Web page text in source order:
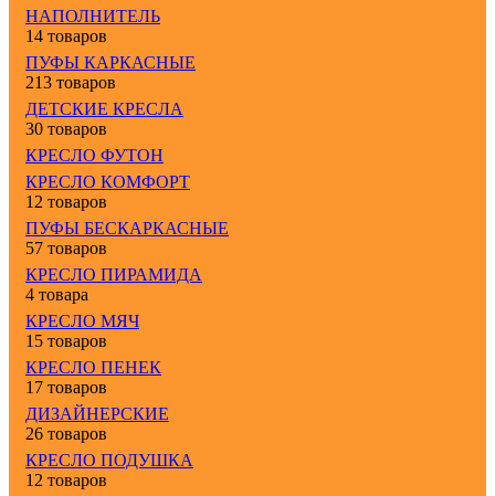
НАПОЛНИТЕЛЬ
14 товаров
ПУФЫ КАРКАСНЫЕ
213 товаров
ДЕТСКИЕ КРЕСЛА
30 товаров
КРЕСЛО ФУТОН
КРЕСЛО КОМФОРТ
12 товаров
ПУФЫ БЕСКАРКАСНЫЕ
57 товаров
КРЕСЛО ПИРАМИДА
4 товара
КРЕСЛО МЯЧ
15 товаров
КРЕСЛО ПЕНЕК
17 товаров
ДИЗАЙНЕРСКИЕ
26 товаров
КРЕСЛО ПОДУШКА
12 товаров